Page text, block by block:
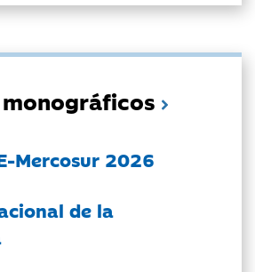
Mercosur 2026
de la